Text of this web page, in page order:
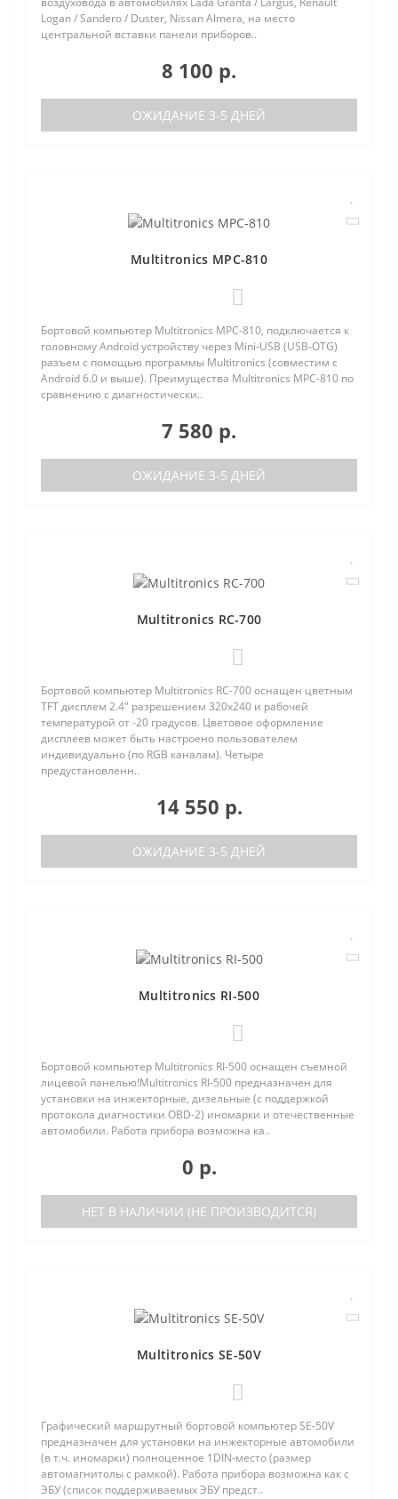
Logan / Sandero / Duster, Nissan Almera, на место
центральной вставки панели приборов..
8 100 р.
ОЖИДАНИЕ 3-5 ДНЕЙ
Multitronics MPC-810
Бортовой компьютер Multitronics MPC-810, подключается к
головному Android устройству через Mini-USB (USB-OTG)
разъем с помощью программы Multitronics (совместим с
Android 6.0 и выше). Преимущества Multitronics MPC-810 по
сравнению с диагностически..
7 580 р.
ОЖИДАНИЕ 3-5 ДНЕЙ
Multitronics RC-700
Бортовой компьютер Multitronics RC-700 оснащен цветным
TFT дисплем 2.4" разрешением 320х240 и рабочей
температурой от -20 градусов. Цветовое оформление
дисплеев может быть настроено пользователем
индивидуально (по RGB каналам). Четыре
предустановленн..
14 550 р.
ОЖИДАНИЕ 3-5 ДНЕЙ
Multitronics RI-500
Бортовой компьютер Multitronics RI-500 оснащен съемной
лицевой панелью!Multitronics RI-500 предназначен для
установки на инжекторные, дизельные (с поддержкой
протокола диагностики OBD-2) иномарки и отечественные
автомобили. Работа прибора возможна ка..
0 р.
НЕТ В НАЛИЧИИ (НЕ ПРОИЗВОДИТСЯ)
Multitronics SE-50V
Графический маршрутный бортовой компьютер SE-50V
предназначен для установки на инжекторные автомобили
(в т.ч. иномарки) полноценное 1DIN-место (размер
автомагнитолы с рамкой). Работа прибора возможна как с
ЭБУ (список поддерживаемых ЭБУ предст..